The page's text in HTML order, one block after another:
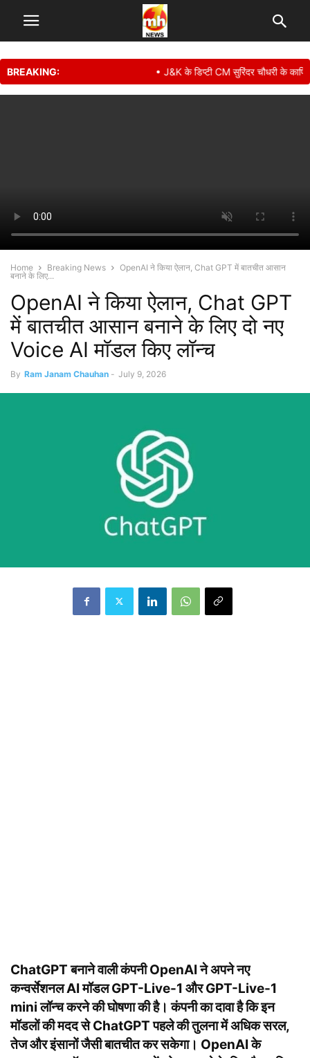
BREAKING: • J&K के डिप्टी CM सुरिंदर चौधरी के काफिले
Home Breaking News
OpenAI ने किया ऐलान, Chat GPT में बातचीत आसान
बनाने के लिए...
OpenAI ने किया ऐलान, Chat GPT
में बातचीत आसान बनाने के लिए दो नए
Voice AI मॉडल किए लॉन्च
By Ram Janam Chauhan - July 9, 2026
ChatGPT बनाने वाली कंपनी OpenAI ने अपने नए
कन्वर्सेशनल AI मॉडल GPT-Live-1 और GPT-Live-1
mini लॉन्च करने की घोषणा की है। कंपनी का दावा है कि इन
मॉडलों की मदद से ChatGPT पहले की तुलना में अधिक सरल,
तेज और इंसानों जैसी बातचीत कर सकेगा। OpenAI के